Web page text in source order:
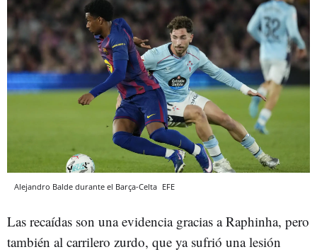
Alejandro Balde durante el Barça-Celta EFE
Las recaídas son una evidencia gracias a Raphinha, pero
también al carrilero zurdo, que ya sufrió una lesión